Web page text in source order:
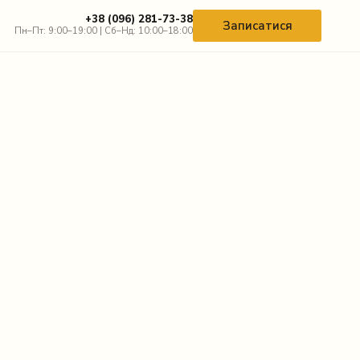
+38 (096) 281-73-38
Пн–Пт: 9:00–19:00 | Сб–Нд: 10:00–18:00 Записатися